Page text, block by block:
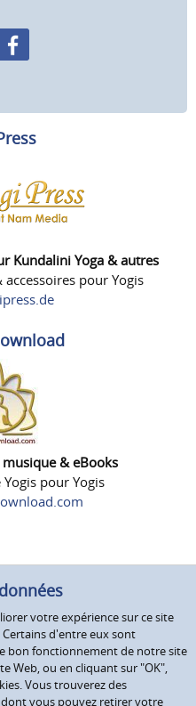
Kundalini Yoga & autres
pour Yogis
& eBooks
pour Yogis
votre expérience sur ce site
d'entre eux sont
bon fonctionnement de notre site
Web, ou en cliquant sur "OK",
Vous trouverez des
vous pouvez retirer votre